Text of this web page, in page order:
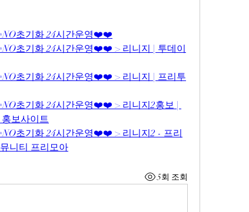
초기화 24시간운영❤️❤️
초기화 24시간운영❤️❤️ > 리니지 | 투데이
초기화 24시간운영❤️❤️ > 리니지 | 프리투
초기화 24시간운영❤️❤️ > 리니지2홍보 |
보사이트
초기화 24시간운영❤️❤️ > 리니지2 - 프리
니티 프리모아
5회 조회